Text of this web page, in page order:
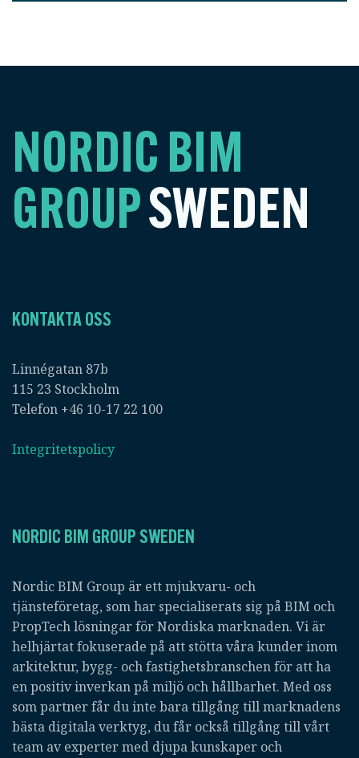
NORDIC BIM
GROUPSWEDEN
KONTAKTA OSS
Linnégatan 87b
115 23 Stockholm
Telefon +46 10-17 22 100
Integritetspolicy
NORDIC BIM GROUP SWEDEN
Nordic BIM Group är ett mjukvaru- och
tjänsteföretag, som har specialiserats sig på BIM och
PropTech lösningar för Nordiska marknaden. Vi är
helhjärtat fokuserade på att stötta våra kunder inom
arkitektur, bygg- och fastighetsbranschen för att ha
en positiv inverkan på miljö och hållbarhet. Med oss
som partner får du inte bara tillgång till marknadens
bästa digitala verktyg, du får också tillgång till vårt
team av experter med djupa kunskaper och